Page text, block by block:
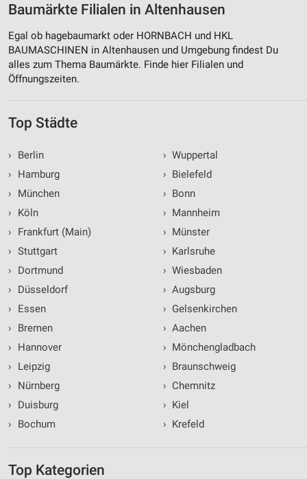
Baumärkte Filialen in Altenhausen
Egal ob hagebaumarkt oder HORNBACH und HKL
BAUMASCHINEN in Altenhausen und Umgebung findest Du
alles zum Thema Baumärkte. Finde hier Filialen und
Öffnungszeiten.
Top Städte
›
Berlin
›
Hamburg
›
München
›
Köln
›
Frankfurt (Main)
› Stuttgart
›
Dortmund
›
Düsseldorf
›
Essen
›
Bremen
›
Hannover
›
Leipzig
›
Nürnberg
›
Duisburg
›
Bochum
› Wuppertal
› Bielefeld
› Bonn
› Mannheim
› Münster
› Karlsruhe
› Wiesbaden
› Augsburg
› Gelsenkirchen
› Aachen
› Mönchengladbach
› Braunschweig
› Chemnitz
› Kiel
› Krefeld
Top Kategorien